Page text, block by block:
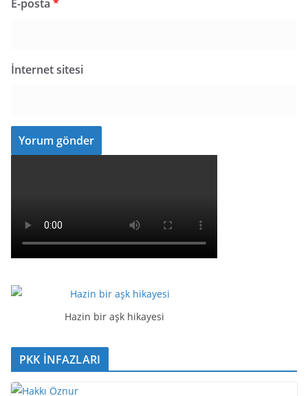
E-posta *
İnternet sitesi
Hazin bir aşk hikayesi
PKK İNFAZLARI